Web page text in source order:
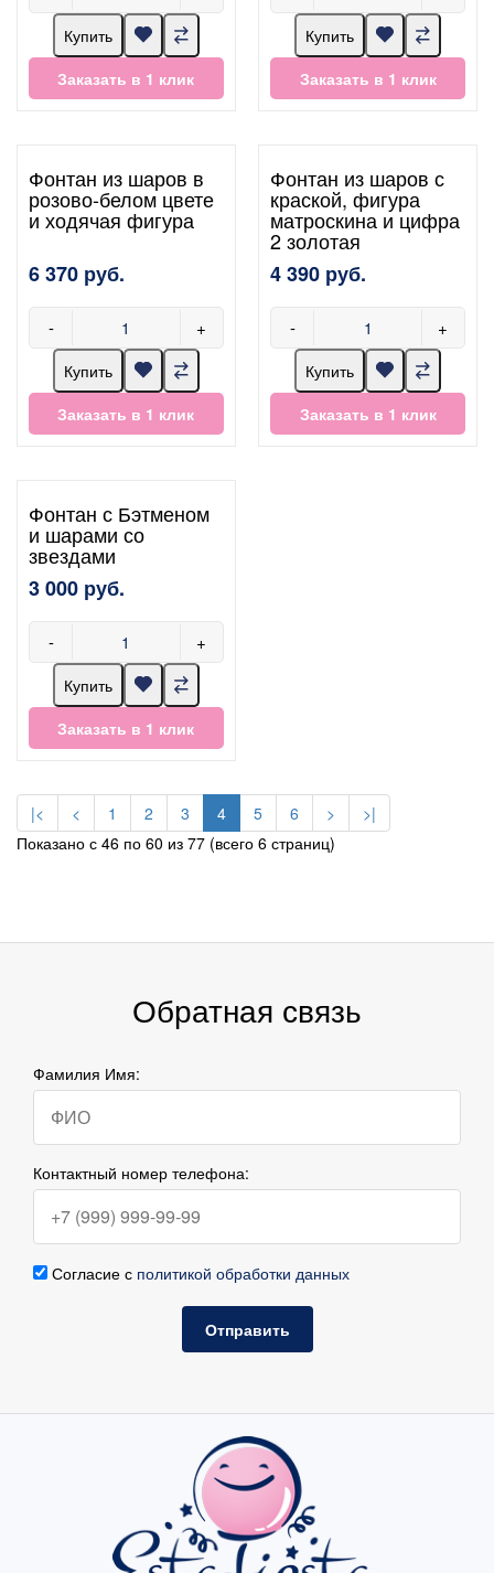
Купить
Заказать в 1 клик
Купить
Заказать в 1 клик
Фонтан из шаров в
розово-белом цвете
и ходячая фигура
6 370 руб.
- +
Купить
Заказать в 1 клик
Фонтан из шаров с
краской, фигура
матроскина и цифра
2 золотая
4 390 руб.
- +
Купить
Заказать в 1 клик
Фонтан с Бэтменом
и шарами со
звездами
3 000 руб.
- +
Купить
Заказать в 1 клик
|< < 1 2 3 4 5 6 >
>|
Показано с 46 по 60 из 77 (всего 6 страниц)
Обратная связь
Фамилия Имя:
Контактный номер телефона:
Согласие с политикой обработки данных
Отправить